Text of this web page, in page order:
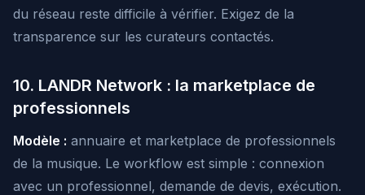
du réseau reste difficile à vérifier. Exigez de la
transparence sur les curateurs contactés.
10. LANDR Network : la marketplace de
professionnels
Modèle : annuaire et marketplace de professionnels
de la musique. Le workflow est simple : connexion
avec un professionnel, demande de devis, exécution.